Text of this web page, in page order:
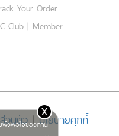
พึงพอใจของท่าน
x
Your Order
Club | Member
วนตัว|นโยบายคุกกี้